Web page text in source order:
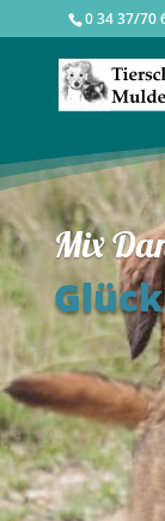
0 34 37/70
Mix